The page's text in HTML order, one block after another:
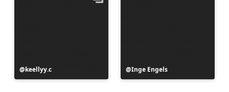
Innlegg
publisert
keellyy.c
Innlegg
publisert
Inge Engels